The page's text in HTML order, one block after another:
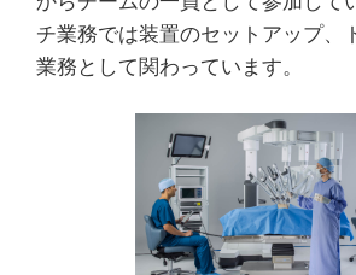
チ業務では装置のセットアップ、
業務として関わっています。